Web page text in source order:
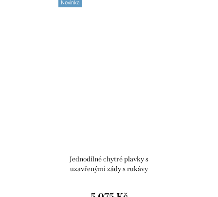
Novinka
Jednodílné chytré plavky s
uzavřenými zády s rukávy